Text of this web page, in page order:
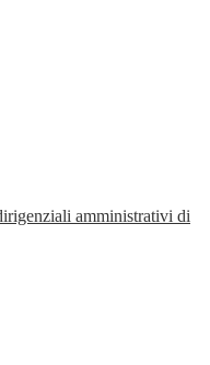
amministrativi di